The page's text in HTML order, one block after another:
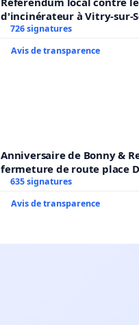
d'incinérateur à Vitry-sur-
726 signatures
Avis de transparence
Anniversaire de Bonny &
fermeture de route place
635 signatures
Avis de transparence